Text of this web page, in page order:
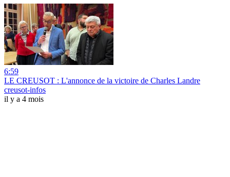
6:59
LE CREUSOT : L'annonce de la victoire de Charles Landre
creusot-infos
il y a 4 mois